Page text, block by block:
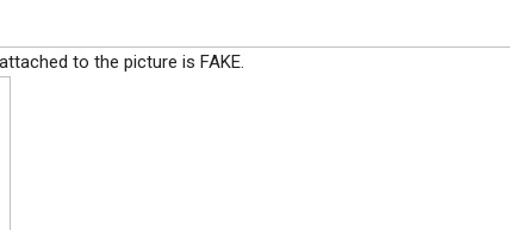
to the picture is FAKE.